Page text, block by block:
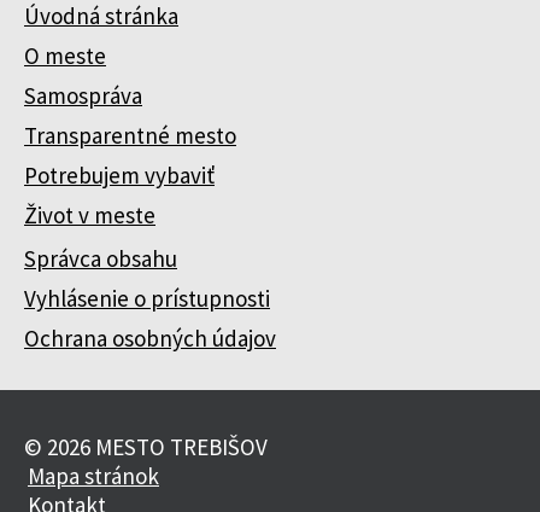
Úvodná stránka
O meste
Samospráva
Transparentné mesto
Potrebujem vybaviť
Život v meste
Správca obsahu
Vyhlásenie o prístupnosti
Ochrana osobných údajov
© 2026 MESTO TREBIŠOV
Mapa stránok
Kontakt